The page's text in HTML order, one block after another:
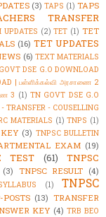
(3) TAPS (1) TAPS
TRANSFER
UPDATES (2) TET (1) TET
(16) TET UPDATES
(6) TEXT MATERIALS
DSE G.O DOWNLOAD
| பள்ளிக்கல்வி அரசாணை 2
3 (1) TN GOVT DSE G.O
TRANSFER - COUSELLING
MATERIALS (1) TNPS (1)
(3) TNPSC BULLETIN
EXAM (19)
TEST (61)
TNPSC
(3) TNPSC RESULT (4)
(1)
TNPSC
POSTS (13) TRANSFER
KEY (4) TRB BEO